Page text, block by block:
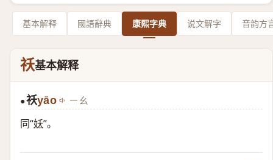
基本解释 國語辭典 康熙字典 说文解字 音韵方
祅基本解释
●祅yāo ㄧㄠ
同“妖”。